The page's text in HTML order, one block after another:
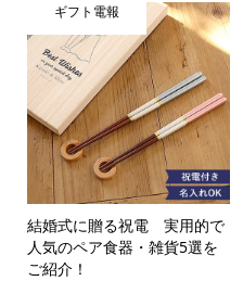
ギフト電報
結婚式に贈る祝電 実用的で
人気のペア食器・雑貨5選を
ご紹介！